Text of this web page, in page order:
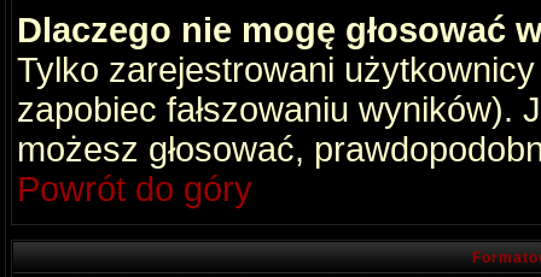
Dlaczego nie mogę głosować
Tylko zarejestrowani
zapobiec fałszowaniu wyników).
możesz głosować,
Powrót do góry